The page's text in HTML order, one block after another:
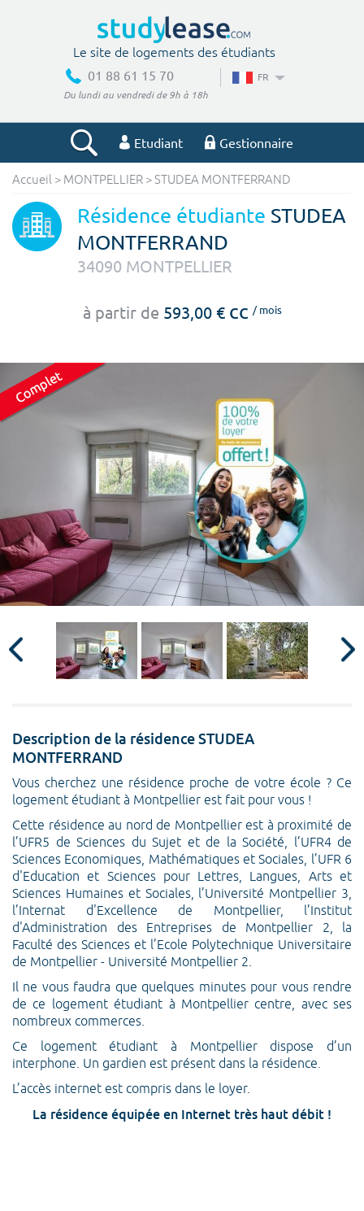
Le site de logements des étudiants
01 88 61 15 70
Du lundi au vendredi de 9h à 18h
FR
Etudiant Gestionnaire
Votre recherche
Ville, école
Budget min Budget max
Surface min
Type de location
Colocation
Votre date d'entrée
Chercher
Accueil > MONTPELLIER >STUDEA MONTFERRAND
Résidence étudiante STUDEA
MONTFERRAND
34090 MONTPELLIER
à partir de 593,00 € cc / mois
Description de la résidence STUDEA
MONTFERRAND
Vous cherchez une résidence proche de votre école ? Ce
logement étudiant à Montpellier est fait pour vous !
Cette résidence au nord de Montpellier est à proximité de
l’UFR5 de Sciences du Sujet et de la Société, l’UFR4 de
Sciences Economiques, Mathématiques et Sociales, l’UFR 6
d'Education et Sciences pour Lettres, Langues, Arts et
Sciences Humaines et Sociales, l’Université Montpellier 3,
l’Internat d'Excellence de Montpellier, l’Institut
d'Administration des Entreprises de Montpellier 2, la
Faculté des Sciences et l’Ecole Polytechnique Universitaire
de Montpellier - Université Montpellier 2.
Il ne vous faudra que quelques minutes pour vous rendre
de ce logement étudiant à Montpellier centre, avec ses
nombreux commerces.
Ce logement étudiant à Montpellier dispose d’un
interphone. Un gardien est présent dans la résidence.
L’accès internet est compris dans le loyer.
La résidence équipée en Internet très haut débit !